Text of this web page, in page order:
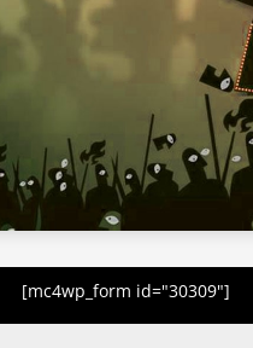
[mc4wp_form id="30309"]